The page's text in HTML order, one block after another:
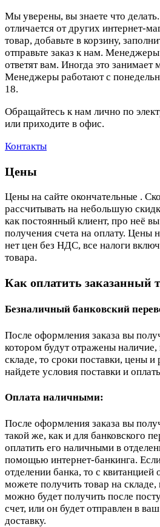
Мы уверены, вы знаете что
отличается от других интернет-
товар, добавьте в корзину,
отправьте заказ к нам. Менеджеры
ответят вам. Иногда это занимает
Менеджеры работают с
18.
Обращайтесь к нам лично по
или приходите в офис.
Контакты
Цены
Цены на сайте окончательные .
рассчитывать на небольшую
как постоянный клиент, про неё
получения счета на оплату. Цены
нет цен без НДС, все налоги
товара.
Как оплатить заказанный
Безналичный банковский
После оформления заказа вы
котором будут отражены наличие,
складе, то сроки поставки, цены
найдете условия поставки и
Оплата наличными:
После оформления заказа вы
такой же, как и для банковского
оплатить его наличными в
помощью интернет-банкинга.
отделении банка, то с квитанцией
можете получить товар на
можно будет получить после
счет, или он будет отправлен в
доставку.